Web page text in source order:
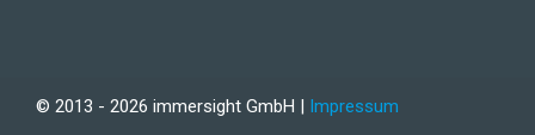
© 2013 - 2026 immersight GmbH | Impressum